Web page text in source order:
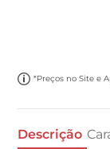
*Preços no Site e
Descrição